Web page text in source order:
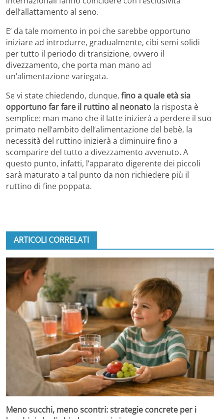
dell’allattamento al seno.
E’ da tale momento in poi che sarebbe opportuno
iniziare ad introdurre, gradualmente, cibi semi solidi
per tutto il periodo di transizione, ovvero il
divezzamento, che porta man mano ad
un’alimentazione variegata.
Se vi state chiedendo, dunque, fino a quale età sia
opportuno far fare il ruttino al neonato la risposta è
semplice: man mano che il latte inizierà a perdere il suo
primato nell’ambito dell’alimentazione del bebè, la
necessità del ruttino inizierà a diminuire fino a
scomparire del tutto a divezzamento avvenuto. A
questo punto, infatti, l’apparato digerente dei piccoli
sarà maturato a tal punto da non richiedere più il
ruttino di fine poppata.
ARTICOLI CORRELATI
Meno succhi, meno scontri: strategie concrete per i